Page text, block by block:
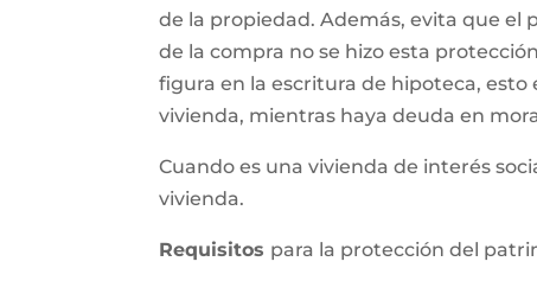
de la propiedad. Además, evita que
de la compra no se hizo esta
figura en la escritura de hipoteca, esto
vivienda, mientras haya deuda en
Cuando es una vivienda de interés
vivienda.
Requisitos para la protección del